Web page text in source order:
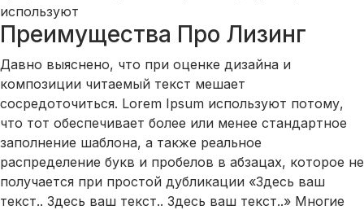
используют
Преимущества Про Лизинг
Давно выяснено, что при оценке дизайна и
композиции читаемый текст мешает
сосредоточиться. Lorem Ipsum используют потому,
что тот обеспечивает более или менее стандартное
заполнение шаблона, а также реальное
распределение букв и пробелов в абзацах, которое не
получается при простой дубликации «Здесь ваш
текст.. Здесь ваш текст.. Здесь ваш текст..» Многие